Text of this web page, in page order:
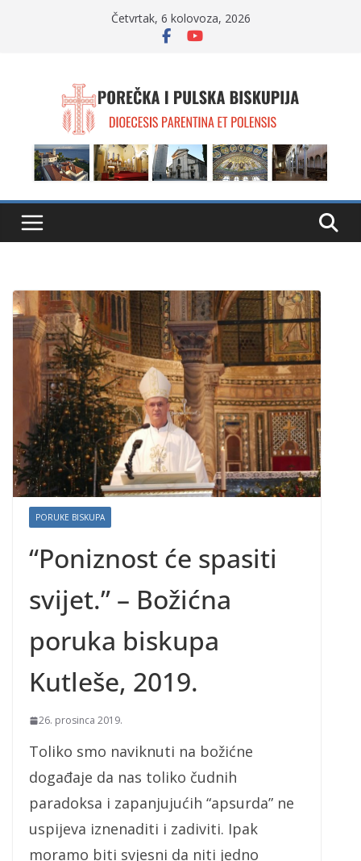
Četvrtak, 6 kolovoza, 2026
PORUKE BISKUPA
“Poniznost će spasiti
svijet.” – Božićna
poruka biskupa
Kutleše, 2019.
26. prosinca 2019.
Toliko smo naviknuti na božićne
događaje da nas toliko čudnih
paradoksa i zapanjujućih “apsurda” ne
uspijeva iznenaditi i zadiviti. Ipak
moramo biti svjesni da niti jedno